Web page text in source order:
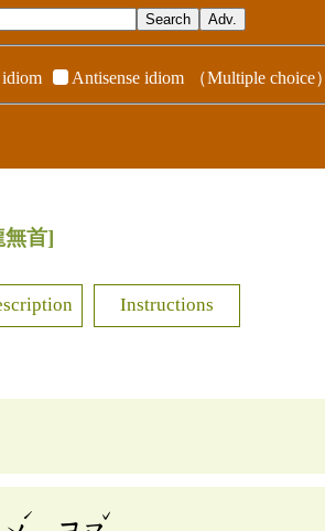
Antisense idiom （Multiple choice）
無首]
Instructions
ˊ ˇ